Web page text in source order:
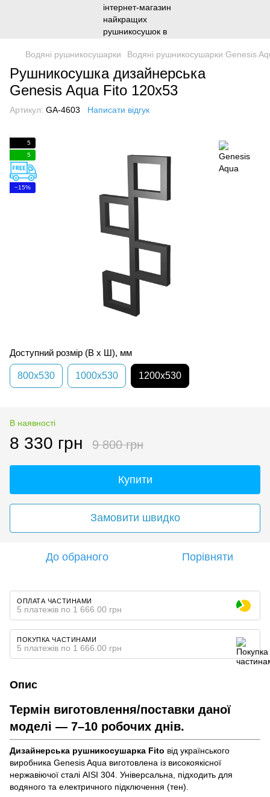
Водяні рушникосушарки Водяні рушникосушарки Genesis
Рушникосушка дизайнерська
Genesis Aqua Fito 120x53
Артикул: GA-4603 Написати відгук
5
5
−15%
Доступний розмір (В x Ш), мм
800x530 1000x530 1200x530
В наявності
8 330 грн 9 800 грн
Купити
Замовити швидко
До обраного Порівняти
ОПЛАТА ЧАСТИНАМИ
5 платежів по 1 666.00 грн
ПОКУПКА ЧАСТИНАМИ
5 платежів по 1 666.00 грн
Опис
Термін виготовлення/поставки даної
моделі — 7–10 робочих днів.
Дизайнерська рушникосушарка Fito від українського
виробника Genesis Aqua виготовлена із високоякісної
нержавіючої сталі AISI 304. Універсальна, підходить для
водяного та електричного підключення (тен).